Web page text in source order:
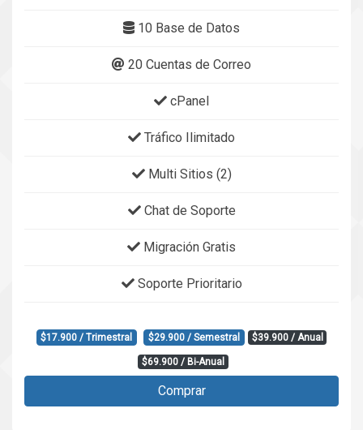
10 Base de Datos
20 Cuentas de Correo
cPanel
Tráfico Ilimitado
Multi Sitios (2)
Chat de Soporte
Migración Gratis
Soporte Prioritario
$17.900 / Trimestral $29.900 / Semestral $39.900 / Anual
$69.900 / Bi-Anual
Comprar